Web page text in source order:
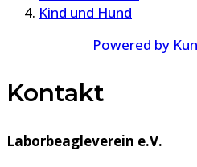
Kind und Hund
Powered by
Kontakt
Laborbeagleverein e.V.